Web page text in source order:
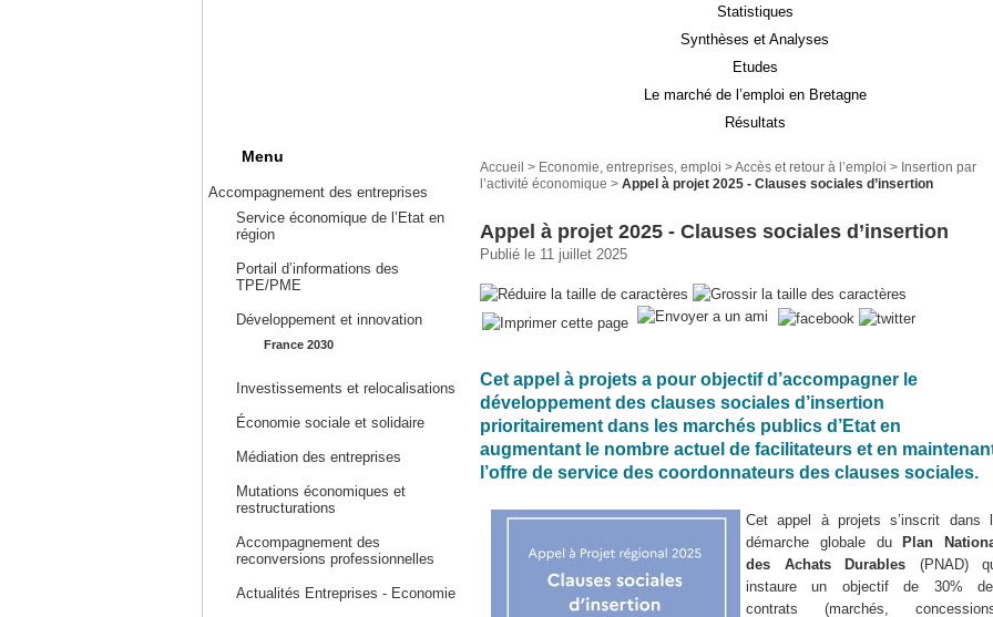
Statistiques
Synthèses et Analyses
Etudes
Le marché de l’emploi en Bretagne
Résultats
Menu
Accompagnement des entreprises
Service économique de l’Etat en
région
Portail d’informations des
TPE/PME
Développement et innovation
France 2030
Investissements et relocalisations
Économie sociale et solidaire
Médiation des entreprises
Mutations économiques et
restructurations
Accompagnement des
reconversions professionnelles
Actualités Entreprises - Economie
Accueil > Economie, entreprises, emploi > Accès et retour à l’emploi > Insertion par
l’activité économique > Appel à projet 2025 - Clauses sociales d’insertion
Appel à projet 2025 - Clauses sociales d’insertion
Publié le 11 juillet 2025
Cet appel à projets a pour objectif d’accompagner le
développement des clauses sociales d’insertion
prioritairement dans les marchés publics d’Etat en
augmentant le nombre actuel de facilitateurs et en
l’offre de service des coordonnateurs des clauses sociales.
Cet appel à projets s’inscrit dans
démarche globale du
Plan
des Achats Durables (PNAD)
instaure un objectif de 30%
contrats (marchés,